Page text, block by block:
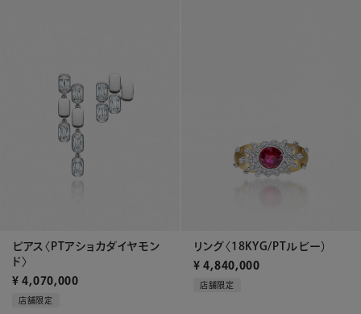
ピアス〈PTアショカダイヤモン
ド〉
¥ 4,070,000
店舗限定
リング〈18KYG/PTルビー）
¥ 4,840,000
店舗限定